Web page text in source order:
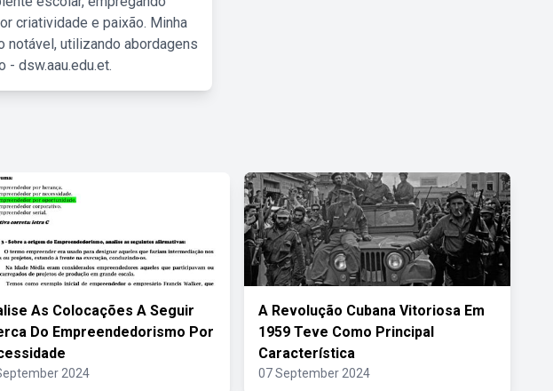
criatividade e paixão. Minha
notável, utilizando abordagens
dsw.aau.edu.et.
As Colocações A Seguir
Do Empreendedorismo Por
2024
A Revolução Cubana Vitoriosa Em
1959 Teve Como Principal
Característica
07 September 2024